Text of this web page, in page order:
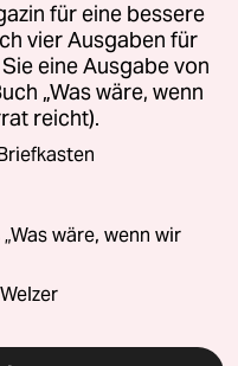
für eine bessere
vier Ausgaben für
eine Ausgabe von
„Was wäre, wenn
reicht).
wäre, wenn wir